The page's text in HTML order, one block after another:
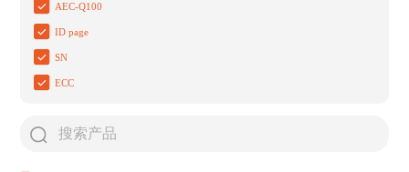
AEC-Q100
ID page
SN
ECC